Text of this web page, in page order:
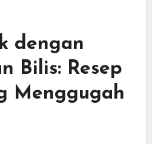
dengan
Bilis: Resep
Menggugah